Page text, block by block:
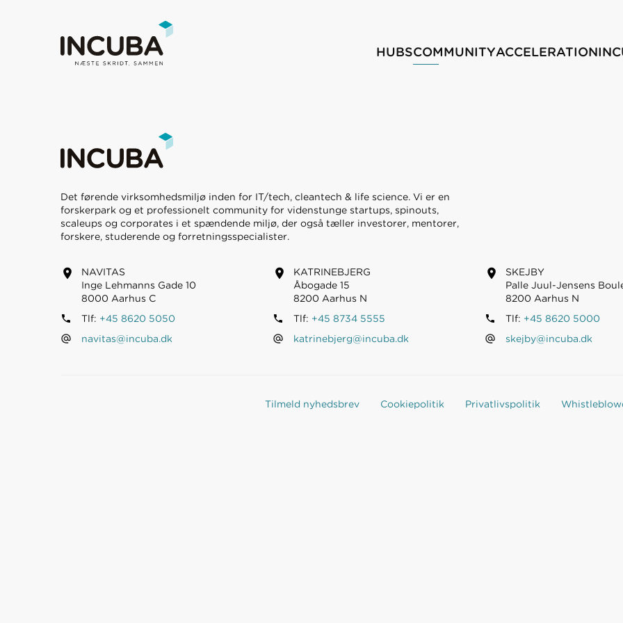
HUBSCOMMUNITYACCELERATION
Det førende virksomhedsmiljø inden for IT/tech, cleantech & life science. Vi er en
forskerpark og et professionelt community for videnstunge startups, spinouts,
scaleups og corporates i et spændende miljø, der også tæller investorer, mentorer,
forskere, studerende og forretningsspecialister.
NAVITAS
Inge Lehmanns Gade 10
8000 Aarhus C
Tlf: +45 8620 5050
navitas@incuba.dk
KATRINEBJERG
Åbogade 15
8200 Aarhus N
Tlf: +45 8734 5555
katrinebjerg@incuba.dk
SKEJBY
Palle Juul-Jensens
8200 Aarhus N
Tlf: +45 8620 5000
skejby@incuba.dk
Tilmeld nyhedsbrev Cookiepolitik Privatlivspolitik